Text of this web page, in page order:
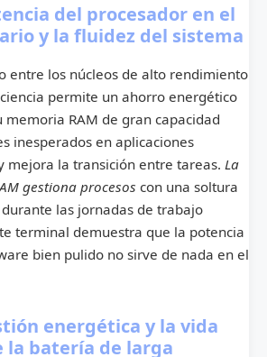
del procesador en el
y la fluidez del sistema
entre los núcleos de alto rendimiento
permite un ahorro energético
memoria RAM de gran capacidad
inesperados en aplicaciones
mejora la transición entre tareas. La
gestiona procesos con una soltura
las jornadas de trabajo
terminal demuestra que la potencia
bien pulido no sirve de nada en el
energética y la vida
la batería de larga